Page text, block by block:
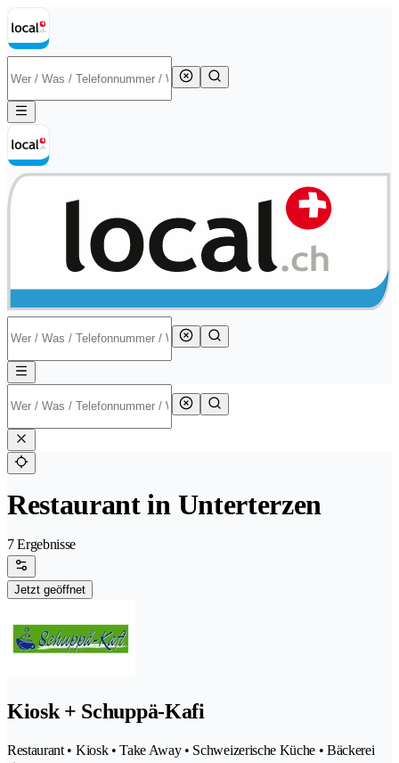
Restaurant in Unterterzen
7 Ergebnisse
Jetzt geöffnet
Kiosk + Schuppä-Kafi
Restaurant • Kiosk • Take Away • Schweizerische Küche • Bäckerei